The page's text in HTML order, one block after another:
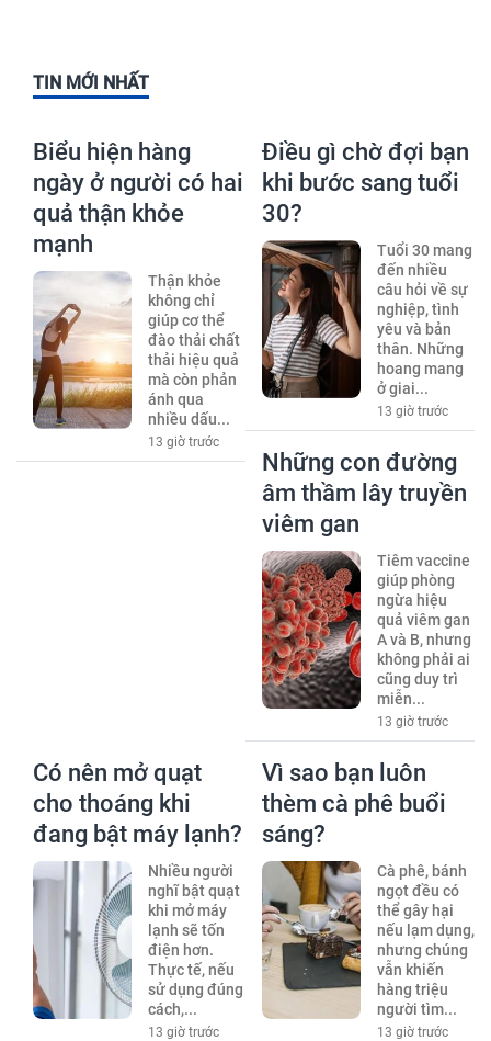
TIN MỚI NHẤT
Biểu hiện hàng
ngày ở người có hai
quả thận khỏe
mạnh
Thận khỏe
không chỉ
giúp cơ thể
đào thải chất
thải hiệu quả
mà còn phản
ánh qua
nhiều dấu...
13 giờ trước
Điều gì chờ đợi bạn
khi bước sang tuổi
30?
Tuổi 30 mang
đến nhiều
câu hỏi về sự
nghiệp, tình
yêu và bản
thân. Những
hoang mang
ở giai...
13 giờ trước
Những con đường
âm thầm lây truyền
viêm gan
Tiêm vaccine
giúp phòng
ngừa hiệu
quả viêm gan
A và B, nhưng
không phải ai
cũng duy trì
miễn...
13 giờ trước
Có nên mở quạt
cho thoáng khi
đang bật máy lạnh?
Nhiều người
nghĩ bật quạt
khi mở máy
lạnh sẽ tốn
điện hơn.
Thực tế, nếu
sử dụng đúng
cách,...
13 giờ trước
Vì sao bạn luôn
thèm cà phê buổi
sáng?
Cà phê, bánh
ngọt đều có
thể gây hại
nếu lạm dụng,
nhưng chúng
vẫn khiến
hàng triệu
người tìm...
13 giờ trước